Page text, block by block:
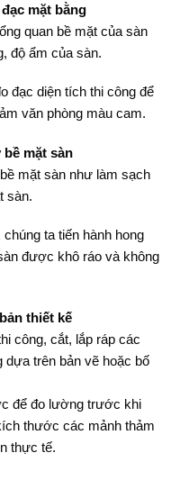
mặt bằng
quan bề mặt của sàn
độ ẩm của sàn.
đạc diện tích thi công để
văn phòng màu cam.
mặt sàn
mặt sàn như làm sạch
sàn.
ta tiến hành hong
được khô ráo và không
thiết kế
công, cắt, lắp ráp các
dựa trên bản vẽ hoặc bố
để đo lường trước khi
thước các mảnh thảm
thực tế.